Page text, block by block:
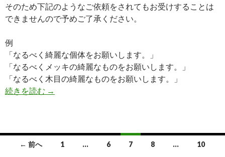
そのため下記のようなご依頼をされてもお受けすることは
できませんので予めご了承ください。
例
「なるべく綺麗な個体をお願いします。」
「なるべくメッキの綺麗なものをお願いします。」
「なるべく木目の綺麗なものをお願いします。」
続きを読む 商品の選定について
→
← 前へ 1 … 6 7 8 … 10